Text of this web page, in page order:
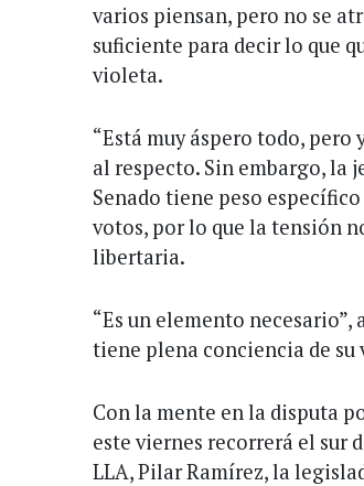
varios piensan, pero no se
suficiente para decir lo que
violeta.
“Está muy áspero todo,
al respecto. Sin embargo, la
Senado tiene peso
votos, por lo que la tensión
libertaria.
“Es un elemento
tiene plena conciencia de su
Con la mente en la disputa
este viernes recorrerá el sur
LLA, Pilar Ramírez, la